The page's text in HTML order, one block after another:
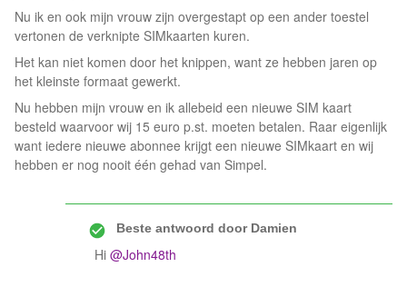
Nu ik en ook mijn vrouw zijn overgestapt op een ander toestel
vertonen de verknipte SIMkaarten kuren.
Het kan niet komen door het knippen, want ze hebben jaren op
het kleinste formaat gewerkt.
Nu hebben mijn vrouw en ik allebeid een nieuwe SIM kaart
besteld waarvoor wij 15 euro p.st. moeten betalen. Raar eigenlijk
want iedere nieuwe abonnee krijgt een nieuwe SIMkaart en wij
hebben er nog nooit één gehad van Simpel.
Beste antwoord doorDamien
Hi @John48th